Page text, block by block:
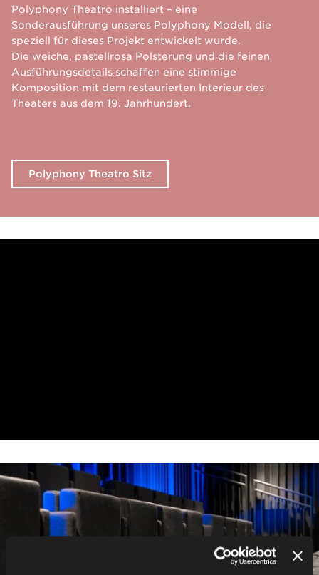
Polyphony Theatro installiert – eine
Sonderausführung unseres Polyphony Modell, die
speziell für dieses Projekt entwickelt wurde.
Die weiche, pastellrosa Polsterung und die feinen
Ausführungsdetails schaffen eine stimmige
Komposition mit dem restaurierten Interieur des
Theaters aus dem 19. Jahrhundert.
Polyphony Theatro Sitz